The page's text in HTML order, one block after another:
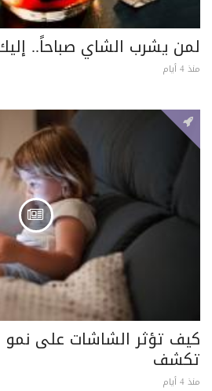
لمن يشرب الشاي صباحاً..
منذ 4 أيام
كيف تؤثر الشاشات على نمو
تكشف
منذ 4 أيام